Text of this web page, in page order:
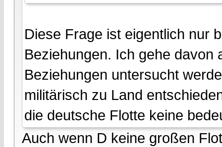
Diese Frage ist eigentlich nur
Beziehungen. Ich gehe
Beziehungen untersucht
militärisch zu Land
die deutsche Flotte keine
Auch wenn D keine großen